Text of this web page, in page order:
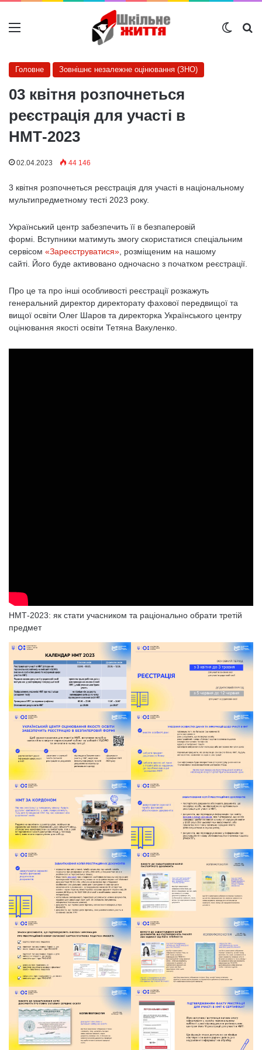
Меню
Головне Зовнішнє незалежне оцінювання (ЗНО)
03 квітня розпочнеться
реєстрація для участі в
НМТ-2023
02.04.2023 44 146
3 квітня розпочнеться реєстрація для участі в національному
мультипредметному тесті 2023 року.
Український центр забезпечить її в безпаперовій
формі. Вступники матимуть змогу скористатися спеціальним
сервісом «Зареєструватися» , розміщеним на нашому
сайті. Його буде активовано одночасно з початком реєстрації.
Про це та про інші особливості реєстрації розкажуть
генеральний директор директорату фахової передвищої та
вищої освіти Олег Шаров та директорка Українського центру
оцінювання якості освіти Тетяна Вакуленко.
НМТ-2023: як стати учасником та раціонально обрати третій
предмет